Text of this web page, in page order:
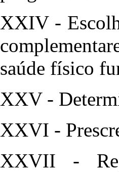
XXIV -
saúde físico
XXV -
XXVI -
XXVII -